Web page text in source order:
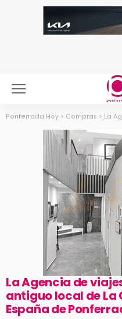
Ponferrada Hoy > Compras > La Agencia
La Agencia de
antiguo local de La
España de